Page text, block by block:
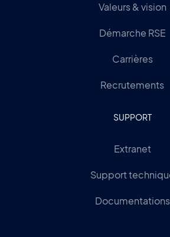
Valeurs & vision
Démarche RSE
Carrières
Recrutements
SUPPORT
Extranet
Support
Documentations